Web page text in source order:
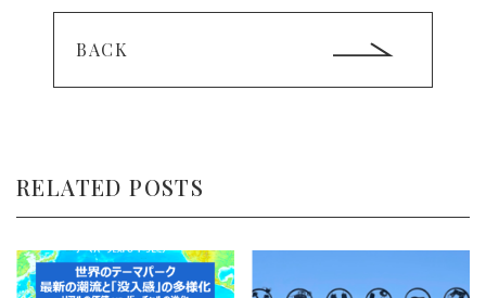
BACK
RELATED POSTS